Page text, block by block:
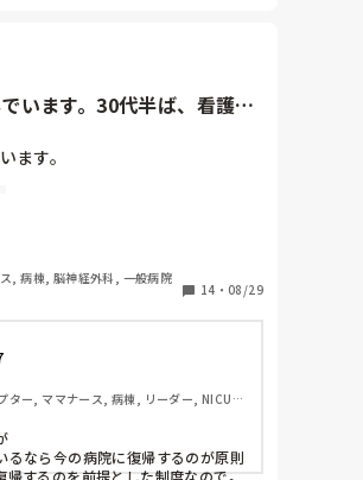
います。30代半ば、看護師
ます。
目です。
希望でしたが、奨学金のお礼奉
病院に入職しました。
ありません。
年目に、ずっと憧れていた都内
してしまいました。
ら戻っておいで。」と声をかけ
りました。
休を取らせてもらっています。
しまったことで、ずっと憧れて
, 病棟, 脳神経外科, 一般病院
14 ・ 08/29
ター, ママナース, 病棟, リーダー, NICU,
るなら今の病院に復帰するのが原則
帰するのを前提とした制度なので。